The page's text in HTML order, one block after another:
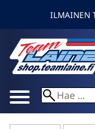
ILMAINEN